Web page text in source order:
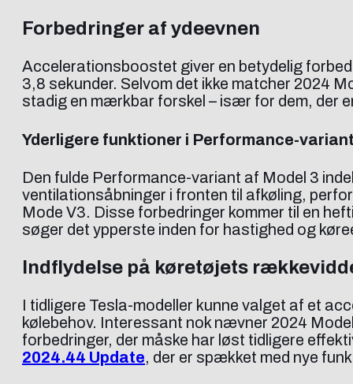
Forbedringer af ydeevnen
Accelerationsboostet giver en betydelig
3,8 sekunder. Selvom det ikke matcher 2024
stadig en mærkbar forskel – især for dem, der
Yderligere funktioner i Performance-
Den fulde Performance-variant af Model 3
ventilationsåbninger i fronten til afkøling,
Mode V3. Disse forbedringer kommer til en
søger det ypperste inden for hastighed og
Indflydelse på køretøjets
I tidligere Tesla-modeller kunne valget af et
kølebehov. Interessant nok nævner 2024
forbedringer, der måske har løst tidligere
2024.44 Update, der er spækket med nye